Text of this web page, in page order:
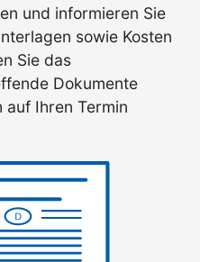
und informieren Sie
sowie Kosten
Sie das
Dokumente
auf Ihren Termin